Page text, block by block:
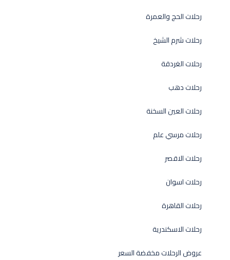
رحلات الحج والعمرة
رحلات شرم الشيخ
رحلات الغردقة
رحلات دهب
رحلات العين السخنة
رحلات مرسي علم
رحلات الاقصر
رحلات اسوان
رحلات القاهرة
رحلات الاسكندرية
عروض الرحلات مخفضة السعر